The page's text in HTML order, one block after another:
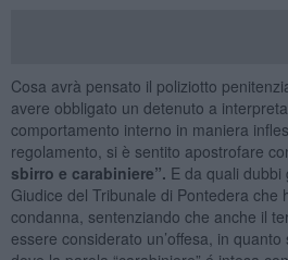
Cosa avrà pensato il poliziotto
avere obbligato un detenuto a
comportamento interno in maniera
regolamento, si è sentito apostrofare
sbirro e carabiniere”. E da quali dubbi
Giudice del Tribunale di Pontedera che
condanna, sentenziando che anche il
essere considerato un’offesa, in